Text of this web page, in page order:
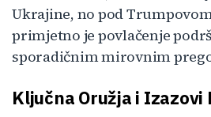
Ukrajine, no pod
primjetno je povlačenje
sporadičnim mirovnim
Ključna Oružja i Izazovi